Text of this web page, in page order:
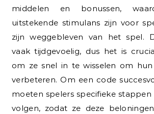
middelen en bonussen,
uitstekende stimulans zijn voor
zijn weggebleven van het spel.
vaak tijdgevoelig, dus het is
om ze snel in te wisselen om
verbeteren. Om een code
moeten spelers specifieke
volgen, zodat ze deze